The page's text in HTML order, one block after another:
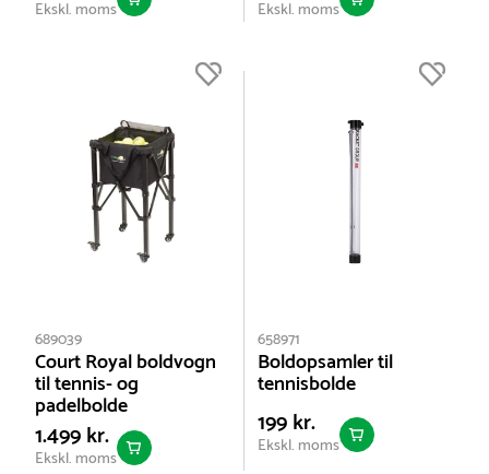
Ekskl. moms Ekskl. moms
689039
Court Royal boldvogn
til tennis- og
padelbolde
1.499 kr.
Ekskl. moms
658971
Boldopsamler til
tennisbolde
199 kr.
Ekskl. moms